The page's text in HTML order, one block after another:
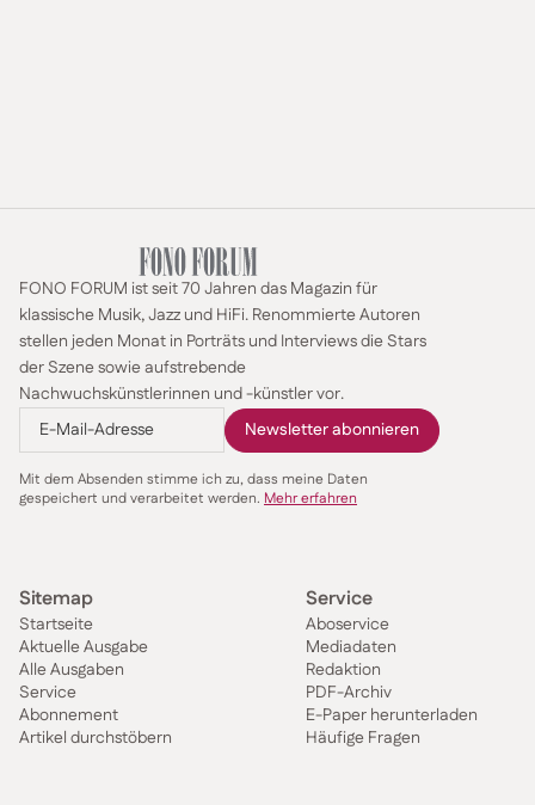
FONO FORUM ist seit 70 Jahren das Magazin für
klassische Musik, Jazz und HiFi. Renommierte Autoren
stellen jeden Monat in Porträts und Interviews die Stars
der Szene sowie aufstrebende
Nachwuchskünstlerinnen und -künstler vor.
Mit dem Absenden stimme ich zu, dass meine Daten
gespeichert und verarbeitet werden. Mehr erfahren
Sitemap
Startseite
Aktuelle Ausgabe
Alle Ausgaben
Service
Abonnement
Artikel durchstöbern
Service
Aboservice
Mediadaten
Redaktion
PDF-Archiv
E-Paper herunterladen
Häufige Fragen